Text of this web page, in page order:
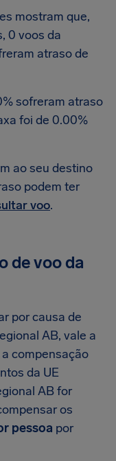
mostram que,
0 voos da
atraso de
sofreram atraso
foi de 0.00%
ao seu destino
podem ter
voo.
de voo da
por causa de
AB, vale a
compensação
da UE
AB for
os
pessoa por